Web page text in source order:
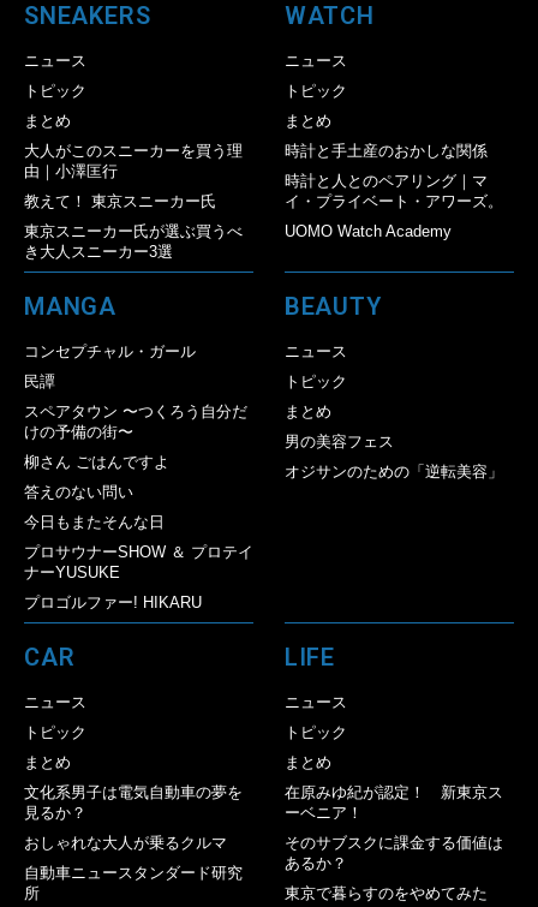
SNEAKERS
ニュース
トピック
まとめ
大人がこのスニーカーを買う理
由｜小澤匡行
教えて！ 東京スニーカー氏
東京スニーカー氏が選ぶ買うべ
き大人スニーカー3選
WATCH
ニュース
トピック
まとめ
時計と手土産のおかしな関係
時計と人とのペアリング｜マ
イ・プライベート・アワーズ。
UOMO Watch Academy
MANGA
コンセプチャル・ガール
民譚
スペアタウン 〜つくろう自分だ
けの予備の街〜
柳さん ごはんですよ
答えのない問い
今日もまたそんな日
プロサウナーSHOW ＆ プロテイ
ナーYUSUKE
プロゴルファー! HIKARU
BEAUTY
ニュース
トピック
まとめ
男の美容フェス
オジサンのための「逆転美容」
CAR
ニュース
トピック
まとめ
文化系男子は電気自動車の夢を
見るか？
おしゃれな大人が乗るクルマ
自動車ニュースタンダード研究
所
LIFE
ニュース
トピック
まとめ
在原みゆ紀が認定！ 新東京ス
ーベニア！
そのサブスクに課金する価値は
あるか？
東京で暮らすのをやめてみた